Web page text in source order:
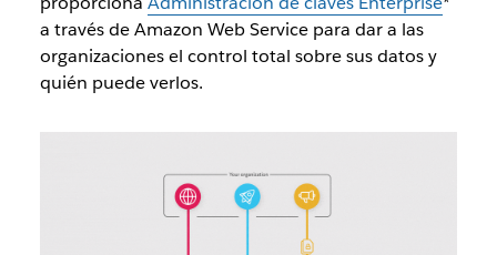
a través de Amazon Web Service para dar a las
organizaciones el control total sobre sus datos y
quién puede verlos.